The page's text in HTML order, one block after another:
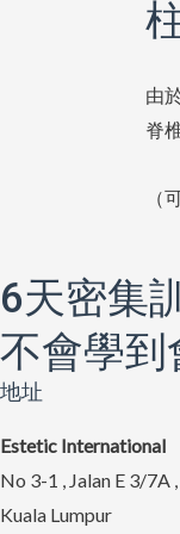
由
脊
（
6天密集
不會學到
地址
Estetic International
No 3-1 , Jalan E 3/7A
Kuala Lumpur